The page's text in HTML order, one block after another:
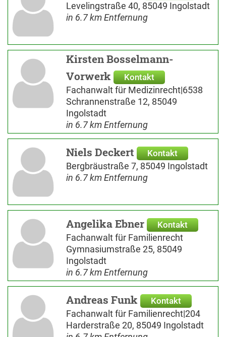
Levelingstraße 40, 85049 Ingolstadt
in 6.7 km Entfernung
Kirsten Bosselmann-
Vorwerk
Kontakt
Fachanwalt für Medizinrecht|6538
Schrannenstraße 12, 85049
Ingolstadt
in 6.7 km Entfernung
Niels Deckert Kontakt
Bergbräustraße 7, 85049 Ingolstadt
in 6.7 km Entfernung
Angelika Ebner Kontakt
Fachanwalt für Familienrecht
Gymnasiumstraße 25, 85049
Ingolstadt
in 6.7 km Entfernung
Andreas Funk Kontakt
Fachanwalt für Familienrecht|204
Harderstraße 20, 85049 Ingolstadt